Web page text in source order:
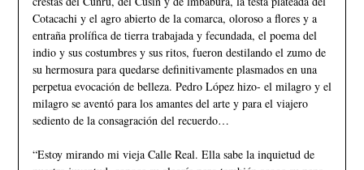
Cotacachi y el agro abierto de la comarca, oloroso a flores y a
entraña prolífica de tierra trabajada y fecundada, el poema del
indio y sus costumbres y sus ritos, fueron destilando el zumo de
su hermosura para quedarse definitivamente plasmados en una
perpetua evocación de belleza. Pedro López hizo- el milagro y el
milagro se aventó para los amantes del arte y para el viajero
sediento de la consagración del recuerdo…
“Estoy mirando mi vieja Calle Real. Ella sabe la inquietud de